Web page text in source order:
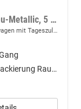
R-Line Limited 1.0 TSI 115PS, Rauch-Grau-Metallic, 5 JAHRE GARANTIE, ANHÄNGERKUPPLUNG, CLIMATRONIC, SITZHEIZUNG, 18" Alu, MATRIX-LED, Adaptiver Tempomat ACC, Parksensoren, Rückfahrkamera, Keyless, Abgedunkelte Scheiben, Radio "Ready2Discover" + App-Connect
mit Tageszulassung
Metallic-Lackierung Rauch-Grau